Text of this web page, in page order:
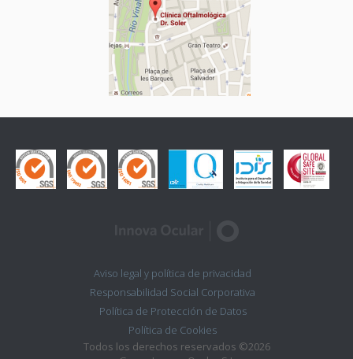
Aviso legal y política de privacidad
Responsabilidad Social Corporativa
Política de Protección de Datos
Política de Cookies
Todos los derechos reservados ©2026